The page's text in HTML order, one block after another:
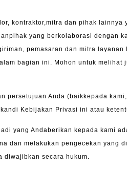
kontraktor,mitra dan pihak lainnya
yang berkolaborasi dengan
pemasaran dan mitra
bagian ini. Mohon untuk melihat
persetujuan Anda (baikkepada
Kebijakan Privasi ini atau
yang Andaberikan kepada kami
dan melakukan pengecekan yang
diwajibkan secara hukum.